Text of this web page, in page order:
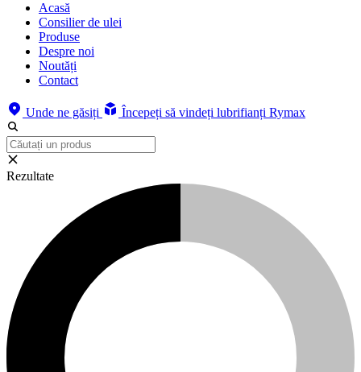
Acasă
Consilier de ulei
Produse
Despre noi
Noutăți
Contact
Unde ne găsiți Începeți să vindeți lubrifianți Rymax
Rezultate